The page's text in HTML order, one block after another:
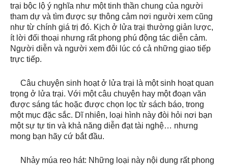
trại bộc lộ ý nghĩa như một tinh thần chung của người
tham dự và tìm được sự thông cảm nơi người xem cũng
như từ chính giá trị đó. Kịch ở lửa trại thường giản lược,
ít lời đối thoại nhưng rất phong phú động tác diễn cảm.
Người diễn và người xem đôi lúc có cả những giao tiếp
trực tiếp.
Câu chuyện sinh hoạt ở lửa trại là một sinh hoạt quan
trọng ở lửa trại. Với một câu chuyện hay một đoạn văn
được sáng tác hoặc được chọn lọc từ sách báo, trong
một mục đặc sắc. Dĩ nhiên, loại hình này đòi hỏi nơi bạn
một sự tự tin và khả năng diễn đạt tài nghệ… nhưng
mong bạn hãy cứ bắt đầu.
Nhảy múa reo hát: Những loại này nội dung rất phong